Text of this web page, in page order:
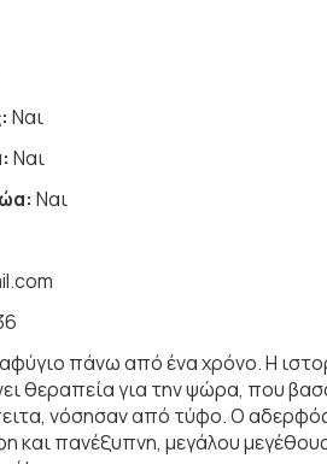
Ναι
Ναι
Ναι
πάνω από ένα χρόνο. Η
θεραπεία για την ψώρα, που
νόσησαν από τύφο. Ο
και πανέξυπνη, μεγάλου